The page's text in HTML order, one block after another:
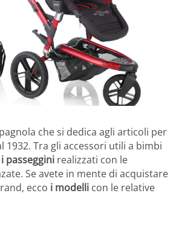
che si dedica agli articoli per
1932. Tra gli accessori utili a bimbi
i passeggini realizzati con le
Se avete in mente di acquistare
ecco i modelli con le relative